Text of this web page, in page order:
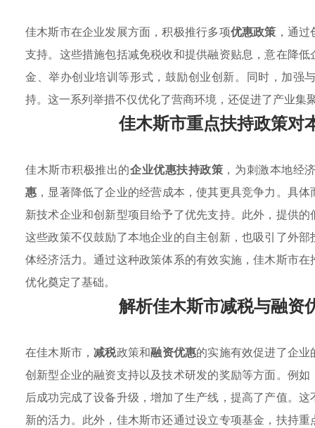
佳木斯市在企业发展方面，积极推行多项优惠政策 ，通
支持。这些措施包括减免税收和提供融资贴息，意在降
金、举办创业培训等形式，鼓励创业创新。同时，加强
持。这一系列举措不仅优化了营商环境，还促进了产业集
佳木斯市重点扶持政策对
佳木斯市积极推出的企业优惠扶持政策 ，为刺激本地经
惠 ，显著降低了企业的经营成本，使其更具竞争力。具
新技术企业和创新型项目给予了优先支持。此外，提供
这些政策不仅鼓励了本地企业的自主创新，也吸引了外
体经济活力。通过这种政策体系的有效实施，佳木斯市
优化奠定了基础。
解析佳木斯市减税与融资
在佳木斯市，减税政策和融资优惠的实施有效促进了企
创新型企业的融资支持以及技术研发的奖励等方面。例
后成功完成了设备升级，增加了生产线，提高了产值。
新的活力。此外，佳木斯市还通过设立专项基金，扶持